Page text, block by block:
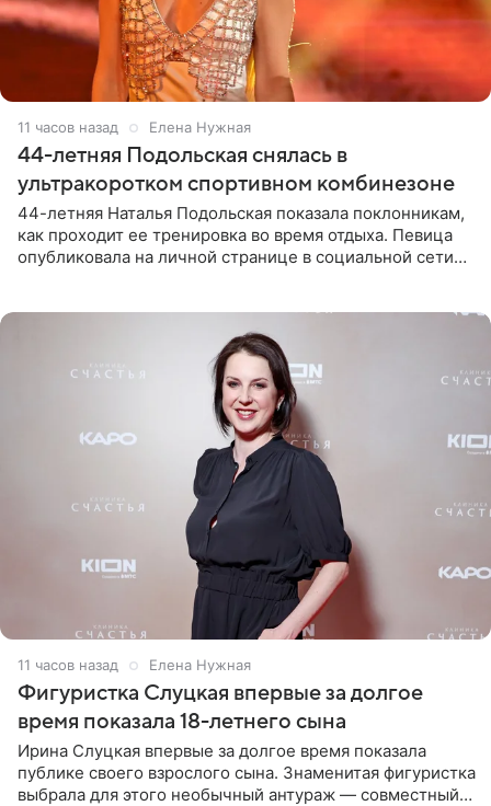
11 часов назад Елена Нужная
44-летняя Подольская снялась в
ультракоротком спортивном комбинезоне
44-летняя Наталья Подольская показала поклонникам,
как проходит ее тренировка во время отдыха. Певица
опубликовала на личной странице в социальной сети
11 часов назад Елена Нужная
Фигуристка Слуцкая впервые за долгое
время показала 18-летнего сына
Ирина Слуцкая впервые за долгое время показала
публике своего взрослого сына. Знаменитая фигуристка
выбрала для этого необычный антураж — совместный